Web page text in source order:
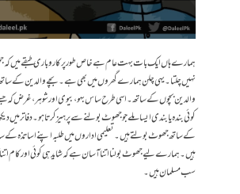
ہمارے ہاں ایک بات بہت عام ہے خاص طور پر کاروباری طبقے میں کہ
نہیں چلتا۔ یہی چلن ہمارے گھروں میں بھی ہے۔ بچےوالدین کے
والدین بچوں کے ساتھ۔ اسی طرح ساس بہو، بیوی اور شوہر، غرض کہ
کوئی بندہ یا بندی ایسا ملے جو جھوٹ بولنے سے پرہیز کرتا ہو۔ دفاتر میں
کے ساتھ جھوٹ بولتے ہیں۔ تعلیمی اداروں میں طلبہ اپنے اساتذہ کے
ہیں۔ ہمارے لیے جھوٹ بولنا اتنا آسان ہے کہ شاید ہی کوئی اور کام
سب مسلمان ہیں۔